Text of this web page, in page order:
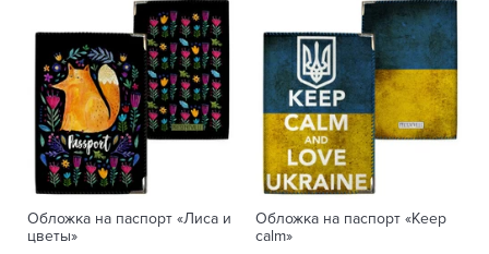
Обложка на паспорт «Лиса и
цветы»
Обложка на паспорт «Keep
calm»